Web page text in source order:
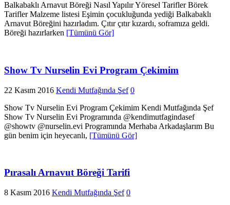
Balkabaklı Arnavut Böreği Nasıl Yapılır Yöresel Tarifler Börek
Tarifler Malzeme listesi Eşimin çocukluğunda yediği Balkabaklı
Arnavut Böreğini hazırladım. Çıtır çıtır kızardı, soframıza geldi.
Böreği hazırlarken [Tümünü Gör]
Show Tv Nurselin Evi Program Çekimim
22 Kasım 2016 Kendi Mutfağında Şef 0
Show Tv Nurselin Evi Program Çekimim Kendi Mutfağında Şef
Show Tv Nurselin Evi Programında @kendimutfagindasef
@showtv @nurselin.evi Programında Merhaba Arkadaşlarım Bu
gün benim için heyecanlı, [Tümünü Gör]
Pırasalı Arnavut Böreği Tarifi
8 Kasım 2016 Kendi Mutfağında Şef 0